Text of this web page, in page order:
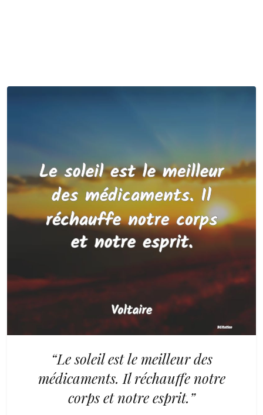
“Le soleil est le meilleur des
médicaments. Il réchauffe notre
corps et notre esprit.”